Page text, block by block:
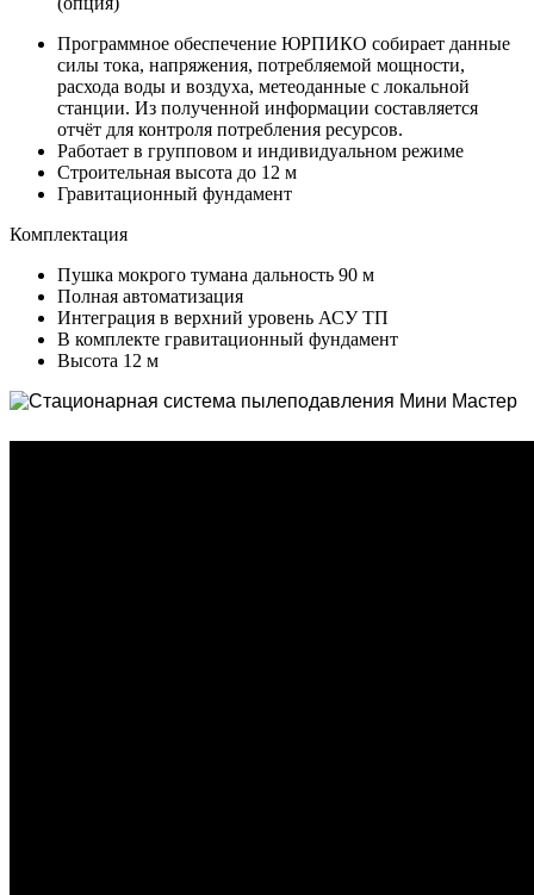
Программное обеспечение ЮРПИКО собирает данные
силы тока, напряжения, потребляемой мощности,
расхода воды и воздуха, метеоданные с локальной
станции. Из полученной информации составляется
отчёт для контроля потребления ресурсов.
Работает в групповом и индивидуальном режиме
Строительная высота до 12 м
Гравитационный фундамент
Комплектация
Пушка мокрого тумана дальность 90 м
Полная автоматизация
Интеграция в верхний уровень АСУ ТП
В комплекте гравитационный фундамент
Высота 12 м